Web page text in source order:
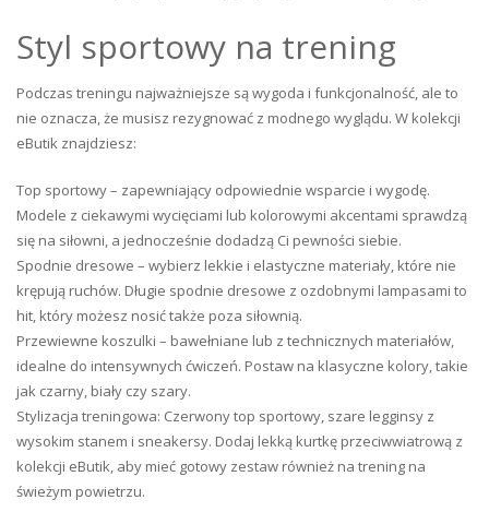
Styl sportowy na trening
Podczas treningu najważniejsze są wygoda i funkcjonalność, ale to
nie oznacza, że musisz rezygnować z modnego wyglądu. W kolekcji
eButik znajdziesz:
Top sportowy – zapewniający odpowiednie wsparcie i wygodę.
Modele z ciekawymi wycięciami lub kolorowymi akcentami sprawdzą
się na siłowni, a jednocześnie dodadzą Ci pewności siebie.
Spodnie dresowe – wybierz lekkie i elastyczne materiały, które nie
krępują ruchów. Długie spodnie dresowe z ozdobnymi lampasami to
hit, który możesz nosić także poza siłownią.
Przewiewne koszulki – bawełniane lub z technicznych materiałów,
idealne do intensywnych ćwiczeń. Postaw na klasyczne kolory, takie
jak czarny, biały czy szary.
Stylizacja treningowa: Czerwony top sportowy, szare legginsy z
wysokim stanem i sneakersy. Dodaj lekką kurtkę przeciwwiatrową z
kolekcji eButik, aby mieć gotowy zestaw również na trening na
świeżym powietrzu.